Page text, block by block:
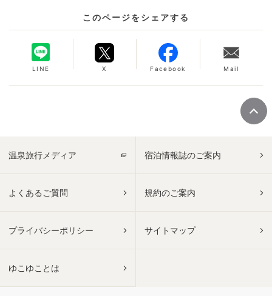
このページをシェアする
LINE X Facebook Mail
温泉旅行メディア 宿泊情報誌のご案内
よくあるご質問 規約のご案内
プライバシーポリシー サイトマップ
ゆこゆことは